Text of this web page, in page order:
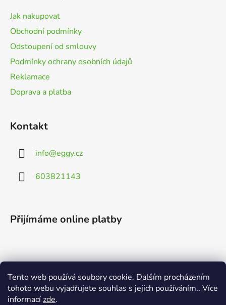
Tento web používá soubory cookie. Dalším procházením
tohoto webu vyjadřujete souhlas s jejich používáním.. Více
informacízde.
Jak nakupovat
Obchodní podmínky
Odstoupení od smlouvy
Podmínky ochrany osobních údajů
Reklamace
Doprava a platba
Kontakt
info@eggy.cz
603821143
Přijímáme online platby
Vyhledávání